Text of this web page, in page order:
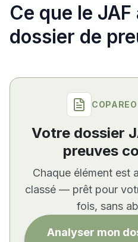
Ce que le
dossier de
Votre dossier
preuves
Chaque élément est
classé — prêt pour
fois, sans
Analyser mon